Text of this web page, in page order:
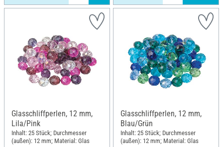
Glasschliffperlen, 12 mm,
Lila/Pink
Inhalt: 25 Stück; Durchmesser
(außen): 12 mm; Material: Glas
Glasschliffperlen, 12 mm,
Blau/Grün
Inhalt: 25 Stück; Durchmesser
(außen): 12 mm; Material: Glas